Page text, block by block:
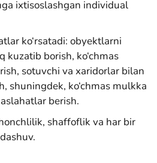
ixtisoslashgan individual
ko‘rsatadi: obyektlarni
kuzatib borish, ko‘chmas
sotuvchi va xaridorlar bilan
shuningdek, ko‘chmas mulkka
berish.
shaffoflik va har bir